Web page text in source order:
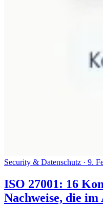
Security & Datenschutz · 9.
ISO 27001: 16
Nachweise, die